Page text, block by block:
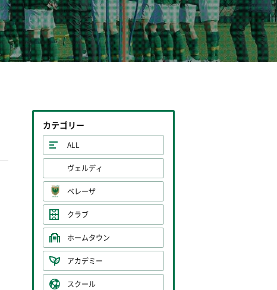
カテゴリー
ALL
ヴェルディ
ベレーザ
クラブ
ホームタウン
アカデミー
スクール